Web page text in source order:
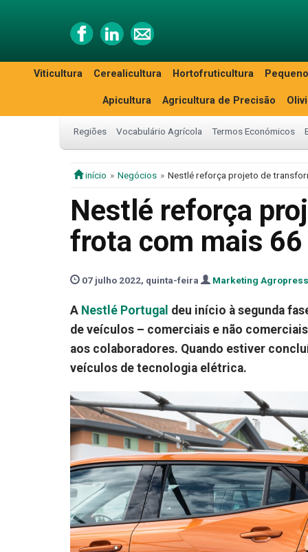
Viticultura Cerealicultura Hortofruticultura
Apicultura Agricultura de Precisão
Regiões Vocabulário Agrícola Termos Económicos
início Negócios Nestlé reforça projeto de
Nestlé reforça
frota com mais
07 julho 2022, quinta-feira Marketing Agropress
A Nestlé Portugal deu início à segunda
de veículos – comerciais e não
aos colaboradores. Quando estiver
veículos de tecnologia elétrica.